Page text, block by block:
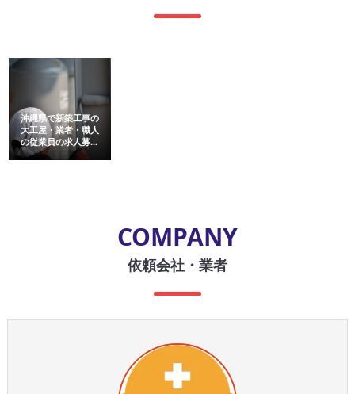
沖縄県で新築工事の
大工屋・業者・職人
の従業員の求人募...
COMPANY
依頼会社・業者